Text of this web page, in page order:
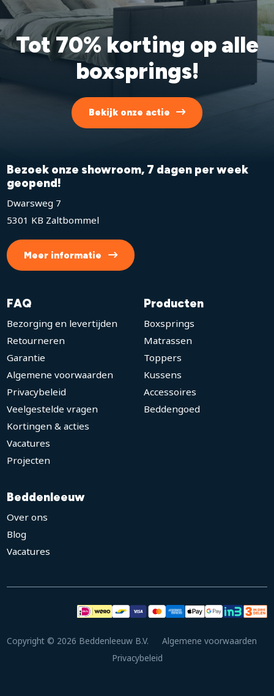
Tot 70% korting op alle
boxsprings!
Bekijk onze actie
Bezoek onze showroom, 7 dagen per week
geopend!
Dwarsweg 7
5301 KB Zaltbommel
Meer informatie
FAQ
Bezorging en levertijden
Retourneren
Garantie
Algemene voorwaarden
Privacybeleid
Veelgestelde vragen
Kortingen & acties
Vacatures
Projecten
Producten
Boxsprings
Matrassen
Toppers
Kussens
Accessoires
Beddengoed
Beddenleeuw
Over ons
Blog
Vacatures
Copyright © 2026 Beddenleeuw B.V.
Algemene voorwaarden
Privacybeleid